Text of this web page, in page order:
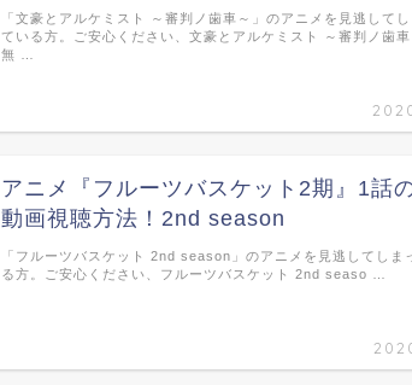
「文豪とアルケミスト ～審判ノ歯車～」のアニメを見逃して
ている方。ご安心ください、文豪とアルケミスト ～審判ノ歯車
無 …
アニメ『フルーツバスケット2期』1話
動画視聴方法！2nd season
「フルーツバスケット 2nd season」のアニメを見逃してしま
る方。ご安心ください、フルーツバスケット 2nd seaso …